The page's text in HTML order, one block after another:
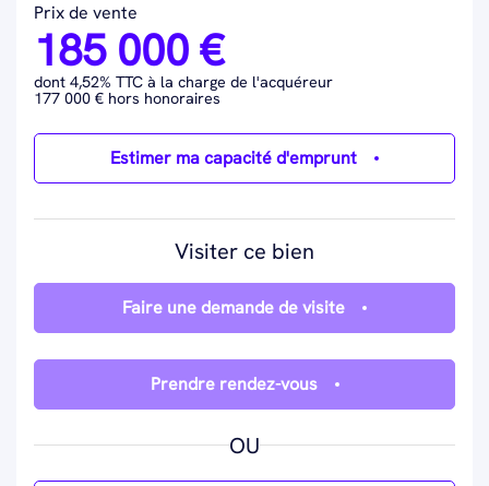
Prix de vente
185 000 €
dont 4,52% TTC à la charge de l'acquéreur
177 000 € hors honoraires
Estimer ma capacité d'emprunt
Visiter ce bien
Faire une demande de visite
Prendre rendez-vous
OU